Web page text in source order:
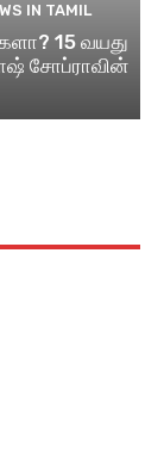
IN TAMIL
15 வயது
சோப்ராவின்